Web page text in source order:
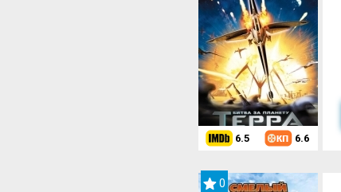
6.5 6.6
0